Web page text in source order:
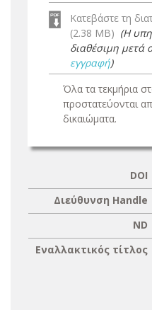
Κατεβάστε τη
(2.38 MB) (Η
διαθέσιμη μετά
εγγραφή)
Όλα τα τεκμήρια
προστατεύονται
δικαιώματα.
DOI
Διεύθυνση Handle
ND
Εναλλακτικός τίτλος